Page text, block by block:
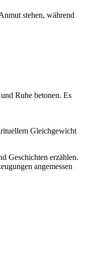
stehen, während
Ruhe betonen. Es
Gleichgewicht
Geschichten erzählen.
angemessen